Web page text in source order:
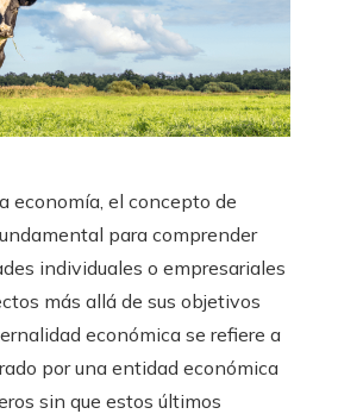
economía, el concepto de
para comprender
individuales o empresariales
más allá de sus objetivos
económica se refiere a
por una entidad económica
sin que estos últimos